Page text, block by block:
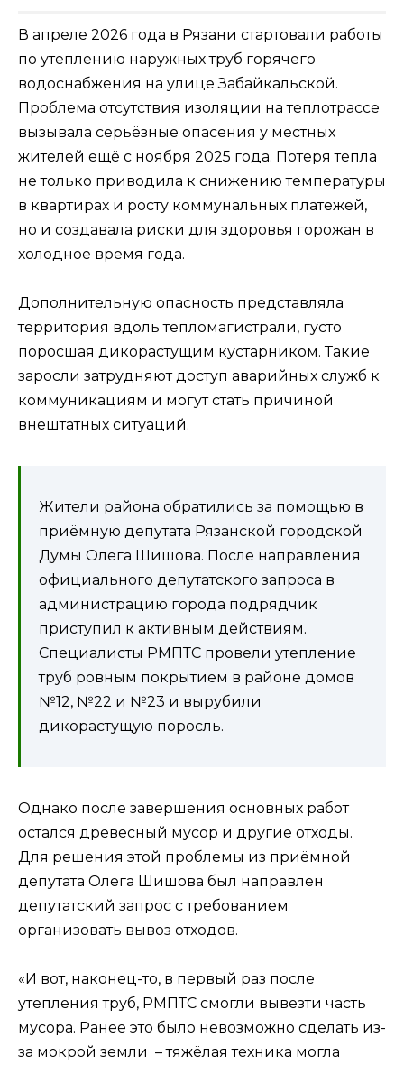
В апреле 2026 года в Рязани стартовали работы
по утеплению наружных труб горячего
водоснабжения на улице Забайкальской.
Проблема отсутствия изоляции на теплотрассе
вызывала серьёзные опасения у местных
жителей ещё с ноября 2025 года. Потеря тепла
не только приводила к снижению температуры
в квартирах и росту коммунальных платежей,
но и создавала риски для здоровья горожан в
холодное время года.
Дополнительную опасность представляла
территория вдоль тепломагистрали, густо
поросшая дикорастущим кустарником. Такие
заросли затрудняют доступ аварийных служб к
коммуникациям и могут стать причиной
внештатных ситуаций.
Жители района обратились за помощью в
приёмную депутата Рязанской городской
Думы Олега Шишова. После направления
официального депутатского запроса в
администрацию города подрядчик
приступил к активным действиям.
Специалисты РМПТС провели утепление
труб ровным покрытием в районе домов
№12, №22 и №23 и вырубили
дикорастущую поросль.
Однако после завершения основных работ
остался древесный мусор и другие отходы.
Для решения этой проблемы из приёмной
депутата Олега Шишова был направлен
депутатский запрос с требованием
организовать вывоз отходов.
«И вот, наконец-то, в первый раз после
утепления труб, РМПТС смогли вывезти часть
мусора. Ранее это было невозможно сделать из-
за мокрой земли – тяжёлая техника могла